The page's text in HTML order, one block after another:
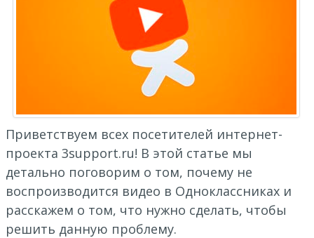
Приветствуем всех посетителей интернет-
проекта 3support.ru! В этой статье мы
детально поговорим о том, почему не
воспроизводится видео в Одноклассниках и
расскажем о том, что нужно сделать, чтобы
решить данную проблему.